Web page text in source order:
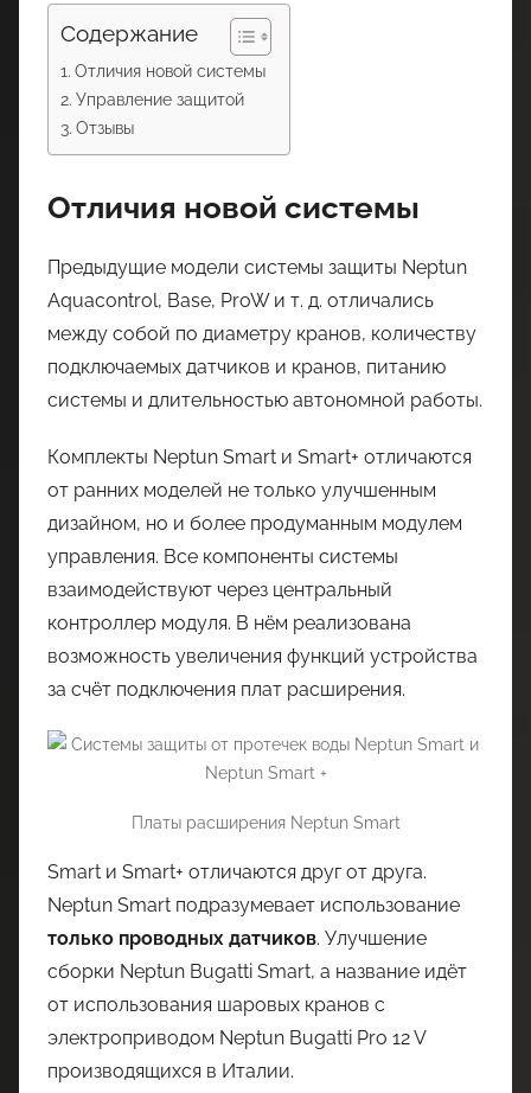
Содержание
Отличия новой системы
Управление защитой
Отзывы
Отличия новой системы
Предыдущие модели системы защиты Neptun
Aquacontrol, Base, ProW и т. д. отличались
между собой по диаметру кранов, количеству
подключаемых датчиков и кранов, питанию
системы и длительностью автономной работы.
Комплекты Neptun Smart и Smart+ отличаются
от ранних моделей не только улучшенным
дизайном, но и более продуманным модулем
управления. Все компоненты системы
взаимодействуют через центральный
контроллер модуля. В нём реализована
возможность увеличения функций устройства
за счёт подключения плат расширения.
Платы расширения Neptun Smart
Smart и Smart+ отличаются друг от друга.
Neptun Smart подразумевает использование
только проводных датчиков. Улучшение
сборки Neptun Bugatti Smart, а название идёт
от использования шаровых кранов с
электроприводом Neptun Bugatti Pro 12 V
производящихся в Италии.